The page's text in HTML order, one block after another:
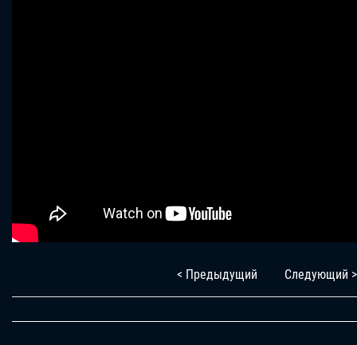
< Предыдущий Следующий >